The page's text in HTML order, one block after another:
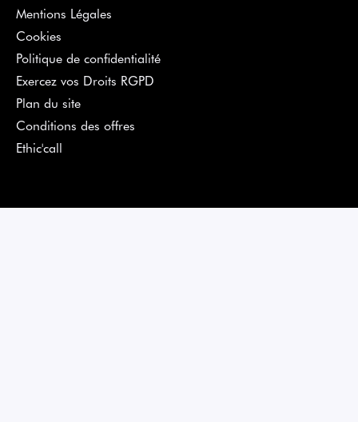
Mentions Légales
Cookies
Politique de confidentialité
Exercez vos Droits RGPD
Plan du site
Conditions des offres
Ethic'call